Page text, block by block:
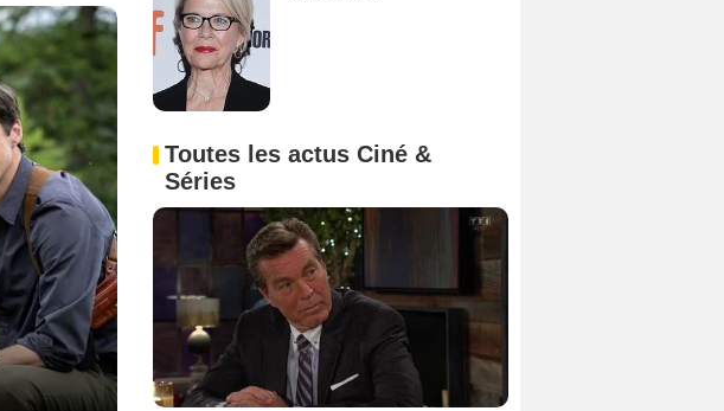
Toutes les actus Ciné &
Séries